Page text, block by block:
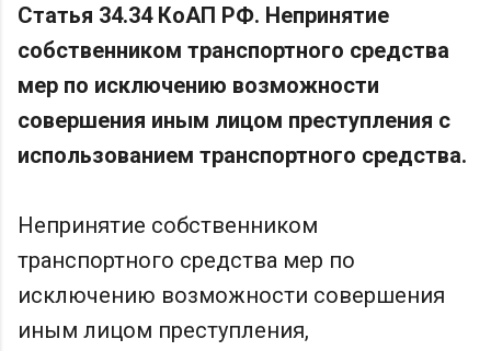
Статья 34.34 КоАП РФ. Непринятие
собственником транспортного средства
мер по исключению возможности
совершения иным лицом преступления ‎с
использованием транспортного средства.
Непринятие собственником
транспортного средства мер по
исключению возможности совершения
иным лицом преступления,